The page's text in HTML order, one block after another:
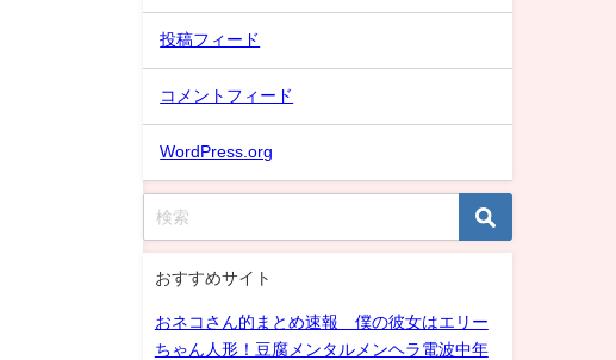
投稿フィード
コメントフィード
WordPress.org
おすすめサイト
おネコさん的まとめ速報 僕の彼女はエリー
ちゃん人形！豆腐メンタルメンヘラ電波中年